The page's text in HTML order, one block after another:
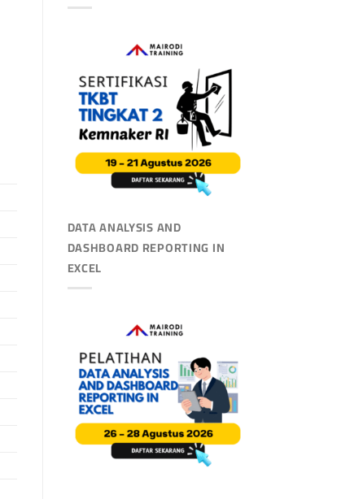
DATA ANALYSIS AND
DASHBOARD REPORTING IN
EXCEL